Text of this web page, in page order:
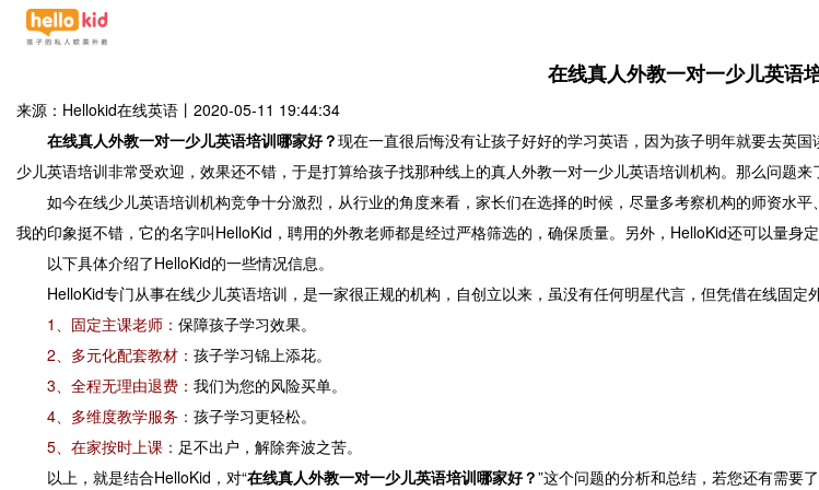
在线真人外教一对一少儿英语
来源：Hellokid在线英语 丨 2020-05-11 19:44:34
在线真人外教一对一少儿英语培训哪家好？现在一直很后悔没有让孩子好好的学习英语，因为孩子明年就要去英
少儿英语培训非常受欢迎，效果还不错，于是打算给孩子找那种线上的真人外教一对一少儿英语培训机构。那么问题
如今在线少儿英语培训机构竞争十分激烈，从行业的角度来看，家长们在选择的时候，尽量多考察机构的师资水
我的印象挺不错，它的名字叫HelloKid，聘用的外教老师都是经过严格筛选的，确保质量。另外，HelloKid还可以量身
以下具体介绍了HelloKid的一些情况信息。
HelloKid专门从事在线少儿英语培训，是一家很正规的机构，自创立以来，虽没有任何明星代言，但凭借在线固定
1、固定主课老师： 保障孩子学习效果。
2、多元化配套教材： 孩子学习锦上添花。
3、全程无理由退费： 我们为您的风险买单。
4、多维度教学服务： 孩子学习更轻松。
5、在家按时上课： 足不出户，解除奔波之苦。
以上，就是结合HelloKid，对“在线真人外教一对一少儿英语培训哪家好？”这个问题的分析和总结，若您还有需要